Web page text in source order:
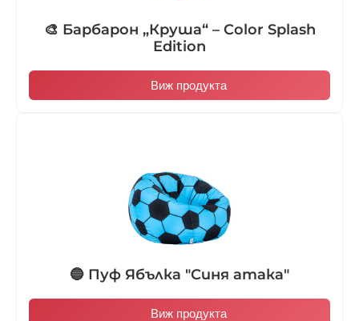
🎨 Барбарон „Круша“ – Color Splash
Edition
Виж продукта
🔵 Пуф Ябълка "Синя атака"
Виж продукта